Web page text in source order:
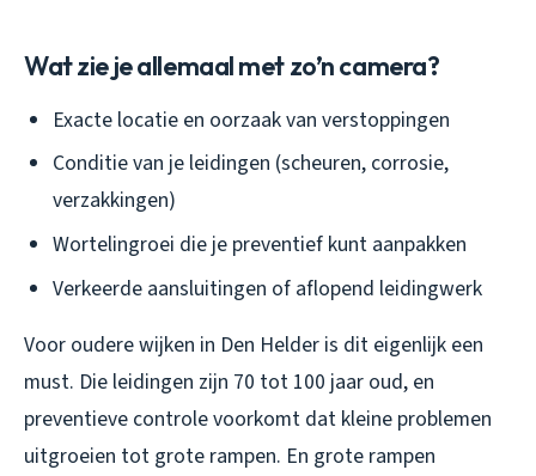
Wat zie je allemaal met zo’n camera?
Exacte locatie en oorzaak van verstoppingen
Conditie van je leidingen (scheuren, corrosie,
verzakkingen)
Wortelingroei die je preventief kunt aanpakken
Verkeerde aansluitingen of aflopend leidingwerk
Voor oudere wijken in Den Helder is dit eigenlijk een
must. Die leidingen zijn 70 tot 100 jaar oud, en
preventieve controle voorkomt dat kleine problemen
uitgroeien tot grote rampen. En grote rampen